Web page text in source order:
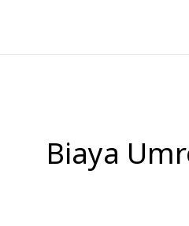
konten
Biaya